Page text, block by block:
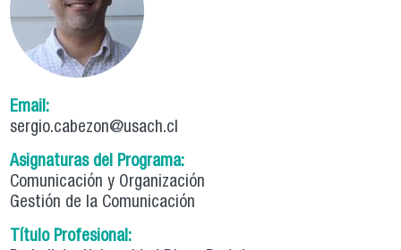
Email:
sergio.cabezon@usach.cl
Asignaturas del Programa:
Comunicación y Organización
Gestión de la Comunicación
Título Profesional: